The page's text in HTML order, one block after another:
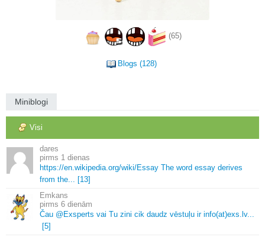
(65)
Blogs (128)
Miniblogi
Visi
dares
1 dienas
https://en.wikipedia.org/wiki/Essay The word essay derives
from the... [13]
Emkans
6 dienām
Čau @Exsperts vai Tu zini cik daudz vēstuļu ir info(at)exs. lv...
[5]